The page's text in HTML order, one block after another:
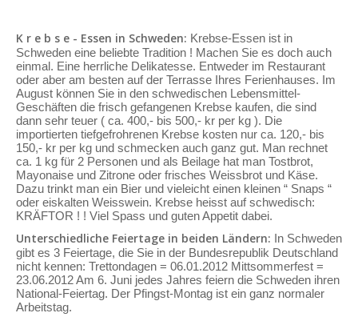
K r e b s e - Essen in Schweden: Krebse-Essen ist in
Schweden eine beliebte Tradition ! Machen Sie es doch auch
einmal. Eine herrliche Delikatesse. Entweder im Restaurant
oder aber am besten auf der Terrasse Ihres Ferienhauses. Im
August können Sie in den schwedischen Lebensmittel-
Geschäften die frisch gefangenen Krebse kaufen, die sind
dann sehr teuer ( ca. 400,- bis 500,- kr per kg ). Die
importierten tiefgefrohrenen Krebse kosten nur ca. 120,- bis
150,- kr per kg und schmecken auch ganz gut. Man rechnet
ca. 1 kg für 2 Personen und als Beilage hat man Tostbrot,
Mayonaise und Zitrone oder frisches Weissbrot und Käse.
Dazu trinkt man ein Bier und vieleicht einen kleinen “ Snaps “
oder eiskalten Weisswein. Krebse heisst auf schwedisch:
KRÄFTOR ! ! Viel Spass und guten Appetit dabei.
Unterschiedliche Feiertage in beiden Ländern: In Schweden
gibt es 3 Feiertage, die Sie in der Bundesrepublik Deutschland
nicht kennen: Trettondagen = 06.01.2012 Mittsommerfest =
23.06.2012 Am 6. Juni jedes Jahres feiern die Schweden ihren
National-Feiertag. Der Pfingst-Montag ist ein ganz normaler
Arbeitstag.